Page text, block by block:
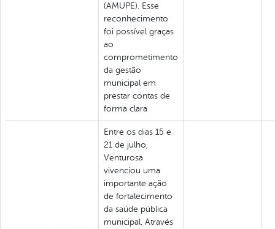
(AMUPE). Esse
reconhecimento
foi possível graças
ao
comprometimento
da gestão
municipal em
prestar contas de
forma clara
Entre os dias 15 e
21 de julho,
Venturosa
vivenciou uma
importante ação
de fortalecimento
da saúde pública
municipal. Através